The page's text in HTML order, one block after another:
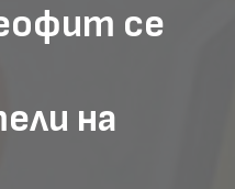
се
на